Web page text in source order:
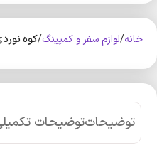
خانه لوازم سفر و کمپینگ کوه‌
توضیحاتتوضیحات